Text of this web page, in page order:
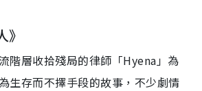
》
階層收拾殘局的律師「Hyena」 為
生存而不擇手段的故事，不少劇情